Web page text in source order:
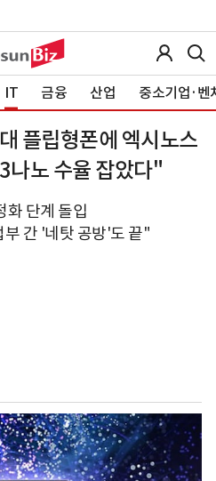
IT 금융 산업 중소기업·벤
플립형폰에 엑시노스
노 수율 잡았다"
화 단계 돌입
간 '네탓 공방'도 끝"